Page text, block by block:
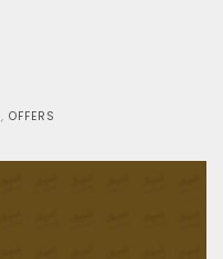
, OFFERS